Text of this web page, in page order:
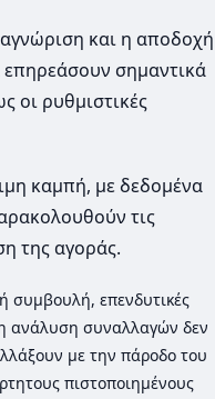
και η αποδοχή
επηρεάσουν σημαντικά
οι ρυθμιστικές
καμπή, με δεδομένα
τις
της αγοράς.
συμβουλή, επενδυτικές
ανάλυση συναλλαγών δεν
με την πάροδο του
πιστοποιημένους